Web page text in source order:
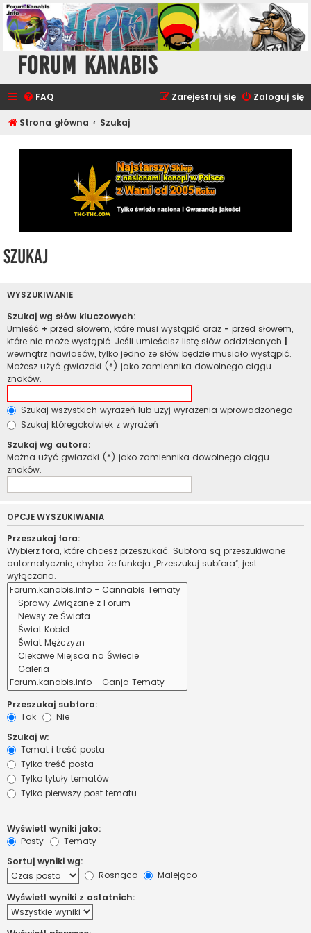
Forum Kanabis
FAQ Zaloguj się
Zarejestruj się
Strona główna Szukaj
Szukaj
WYSZUKIWANIE
Szukaj wg słów kluczowych:
Umieść + przed słowem, które musi wystąpić oraz - przed słowem,
które nie może wystąpić. Jeśli umieścisz listę słów oddzielonych
wewnątrz nawiasów, tylko jedno ze słów będzie musiało wystąpić.
Możesz użyć gwiazdki (*) jako zamiennika dowolnego ciągu
znaków.
Szukaj wszystkich wyrażeń lub użyj wyrażenia wprowadzonego
Szukaj któregokolwiek z wyrażeń
Szukaj wg autora:
Można użyć gwiazdki (*) jako zamiennika dowolnego ciągu
znaków.
OPCJE WYSZUKIWANIA
Przeszukaj fora:
Wybierz fora, które chcesz przeszukać. Subfora są przeszukiwane
automatycznie, chyba że funkcja „Przeszukuj subfora”, jest
wyłączona.
Przeszukaj subfora:
Tak
Nie
Szukaj w:
Temat i treść posta
Tylko treść posta
Tylko tytuły tematów
Tylko pierwszy post tematu
Wyświetl wyniki jako:
Posty
Tematy
Sortuj wyniki wg:
Rosnąco
Malejąco
Wyświetl wyniki z ostatnich: